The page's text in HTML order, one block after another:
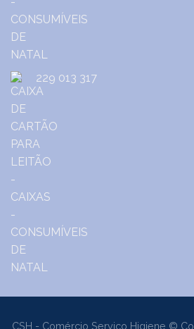
229 013 317
CSH - Comércio Serviço Higiene ©